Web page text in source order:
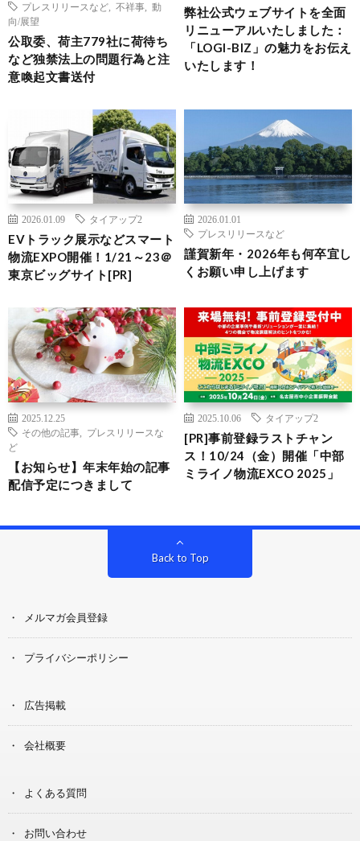
プレスリリースなど
不祥事
動
向/展望
公取委、荷主779社に荷待ち
など独禁法上の問題行為と注
意喚起文書送付
弊社公式ウェブサイトを全面
リニューアルいたしました：
「LOGI-BIZ」の魅力をお伝え
いたします！
2026.01.09 タイアップ2
EVトラック展示などスマート
物流EXPO開催！1/21～23＠
東京ビッグサイト[PR]
2026.01.01
プレスリリースなど
謹賀新年・2026年も何卒宜し
くお願い申し上げます
2025.12.25
その他の記事
プレスリリースな
ど
【お知らせ】年末年始の記事
配信予定につきまして
2025.10.06 タイアップ2
[PR]事前登録ラストチャン
ス！10/24（金）開催「中部
ミライノ物流EXCO 2025」
Back to Top
メルマガ会員登録
プライバシーポリシー
広告掲載
会社概要
よくある質問
お問い合わせ